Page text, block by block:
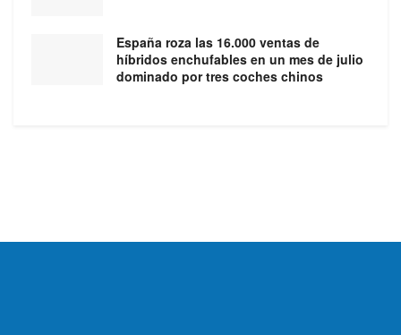
España roza las 16.000 ventas de
híbridos enchufables en un mes de julio
dominado por tres coches chinos